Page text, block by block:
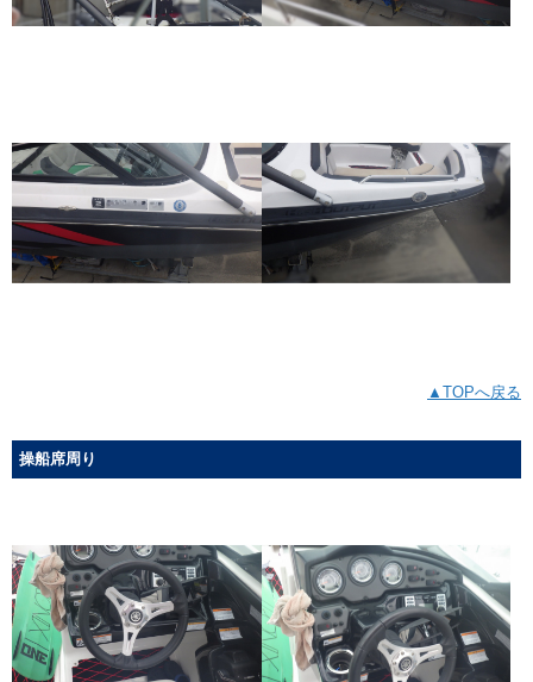
▲TOPへ戻る
操船席周り